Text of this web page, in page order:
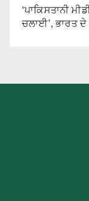
‘ਪਾਕਿਸਤਾਨੀ
ਚਲਾਈ’, ਭਾਰਤ